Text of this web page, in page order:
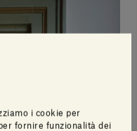
i cookie per
fornire funzionalità dei